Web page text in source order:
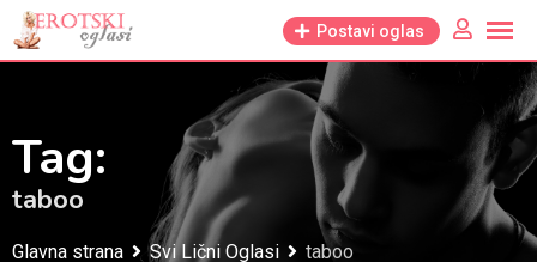
Skip
to
Postavi oglas
Tag:
taboo
Glavna strana Svi Lični Oglasi taboo